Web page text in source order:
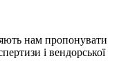
нам пропонувати
і вендорської